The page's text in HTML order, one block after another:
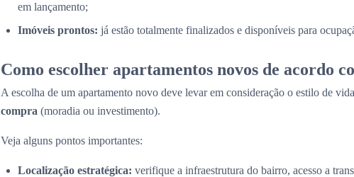
em lançamento;
Imóveis prontos: já estão totalmente finalizados e disponíveis para
Como escolher apartamentos novos de acordo
A escolha de um apartamento novo deve levar em consideração o estilo de
compra (moradia ou investimento).
Veja alguns pontos importantes:
Localização estratégica: verifique a infraestrutura do bairro, acesso a